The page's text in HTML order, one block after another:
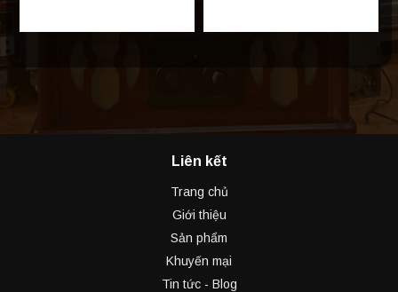
Liên kết
Trang chủ
Giới thiệu
Sản phẩm
Khuyến mại
Tin tức - Blog